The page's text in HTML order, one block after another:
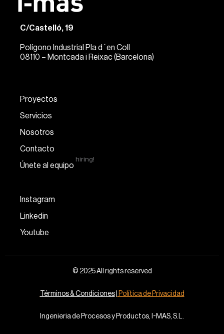
© 2025 All rights reserved
Términos & Condiciones| Política de Privacidad
Ingenieria de Procesos y Productos, I-MAS, S.L.
C/Castelló, 19
Polígono Industrial Pla d´en Coll
08110 – Montcada i Reixac (Barcelona)
Proyectos
Servicios
Nosotros
Contacto
Únete al equipo
hiring!
Instagram
Linkedin
Youtube